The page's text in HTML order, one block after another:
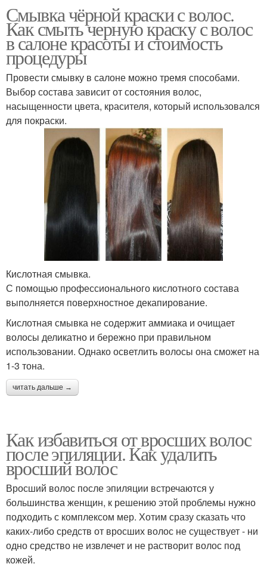
Смывка чёрной краски с волос.
Как смыть черную краску с волос
в салоне красоты и стоимость
процедуры
Провести смывку в салоне можно тремя способами.
Выбор состава зависит от состояния волос,
насыщенности цвета, красителя, который использовался
для покраски.
Кислотная смывка.
С помощью профессионального кислотного состава
выполняется поверхностное декапирование.
Кислотная смывка не содержит аммиака и очищает
волосы деликатно и бережно при правильном
использовании. Однако осветлить волосы она сможет на
1-3 тона.
читать дальше →
Как избавиться от вросших волос
после эпиляции. Как удалить
вросший волос
Вросший волос после эпиляции встречаются у
большинства женщин, к решению этой проблемы нужно
подходить с комплексом мер. Хотим сразу сказать что
каких-либо средств от вросших волос не существует - ни
одно средство не извлечет и не растворит волос под
кожей.